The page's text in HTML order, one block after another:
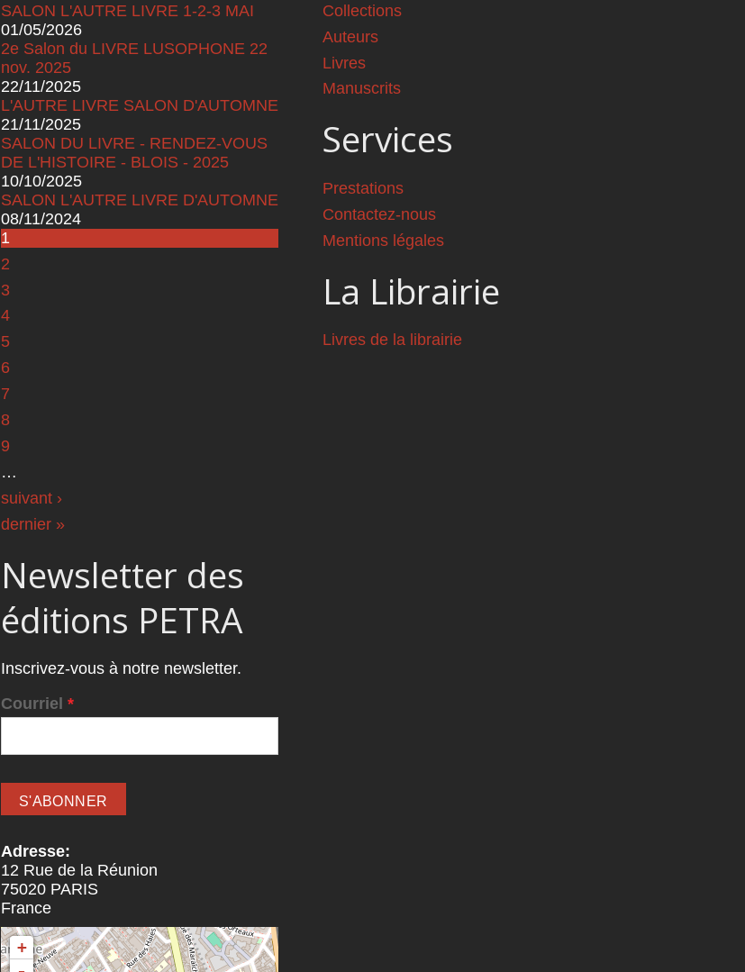
SALON L'AUTRE LIVRE 1-2-3 MAI
01/05/2026
2e Salon du LIVRE LUSOPHONE 22
nov. 2025
22/11/2025
L'AUTRE LIVRE SALON D'AUTOMNE
21/11/2025
SALON DU LIVRE - RENDEZ-VOUS
DE L'HISTOIRE - BLOIS - 2025
10/10/2025
SALON L'AUTRE LIVRE D'AUTOMNE
08/11/2024
Pages
1
2
3
4
5
6
7
8
9
…
suivant ›
dernier »
Newsletter des
éditions PETRA
Inscrivez-vous à notre newsletter.
Courriel *
Adresse:
12 Rue de la Réunion
75020 PARIS
France
+
Collections
Auteurs
Livres
Manuscrits
Services
Prestations
Contactez-nous
Mentions légales
La Librairie
Livres de la librairie